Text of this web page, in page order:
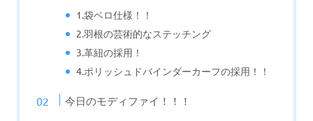
1.袋ベロ仕様！！
2.羽根の芸術的なステッチング
3.革紐の採用！
4.ポリッシュドバインダーカーフの採用！！
今日のモディファイ！！！